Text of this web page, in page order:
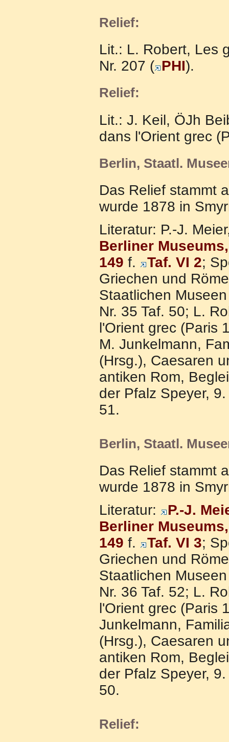
Relief:
Lit.: L. Robert, Les
Nr. 207 ( PHI).
Relief:
Lit.: J. Keil, ÖJh
dans l'Orient grec
Berlin, Staatl.
Das Relief stammt
wurde 1878 in
Literatur: P.-J.
Berliner
149 f. Taf. VI 2;
Griechen und
Staatlichen
Nr. 35 Taf. 50; L.
l'Orient grec (Paris
M. Junkelmann,
(Hrsg.), Caesaren
antiken Rom,
der Pfalz Speyer,
51.
Berlin, Staatl.
Das Relief stammt
wurde 1878 in
Literatur:
P.-J.
Berliner
149 f. Taf. VI 3;
Griechen und
Staatlichen
Nr. 36 Taf. 52; L.
l'Orient grec (Paris
Junkelmann,
(Hrsg.), Caesaren
antiken Rom,
der Pfalz Speyer,
50.
Relief: